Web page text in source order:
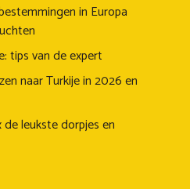
in Europa
tips van de expert
naar Turkije in 2026 en
leukste dorpjes en